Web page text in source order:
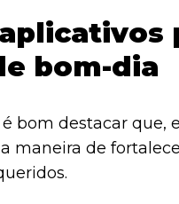
bom-dia
bom destacar que,
maneira de